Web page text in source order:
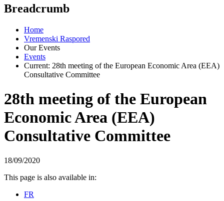
Breadcrumb
Home
Vremenski Raspored
Our Events
Events
Current: 28th meeting of the European Economic Area (EEA)
Consultative Committee
28th meeting of the European
Economic Area (EEA)
Consultative Committee
18/09/2020
This page is also available in:
FR